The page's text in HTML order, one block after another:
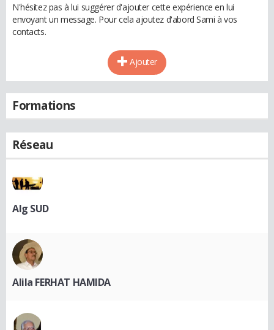
N'hésitez pas à lui suggérer d'ajouter cette expérience en lui
envoyant un message. Pour cela ajoutez d'abord Sami à vos
contacts.
Ajouter
Formations
Réseau
Alg SUD
Alila FERHAT HAMIDA